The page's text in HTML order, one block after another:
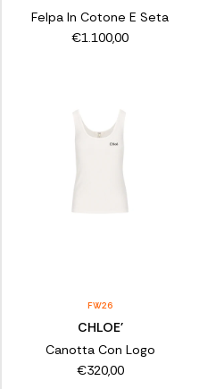
Felpa In Cotone E Seta
€1.100,00
FW26
CHLOE'
Canotta Con Logo
€320,00